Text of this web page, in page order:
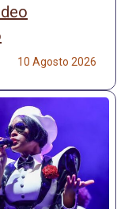
10 Agosto 2026